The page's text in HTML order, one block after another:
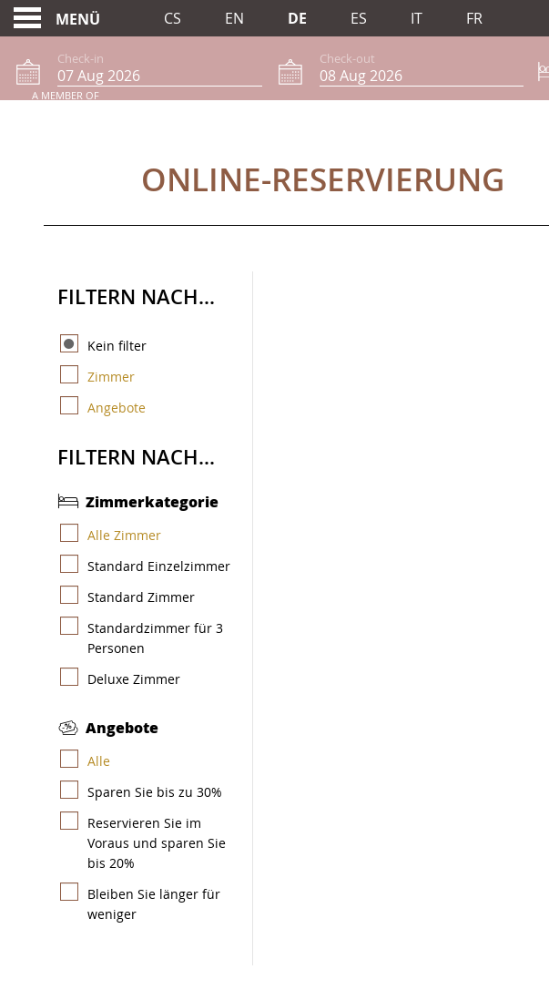
A MEMBER OF
MENÜ CS EN DE ES IT FR
Check-in Check-out
ONLINE-RESERVIERUNG
FILTERN NACH...
Kein filter
Zimmer
Angebote
FILTERN NACH...
Zimmerkategorie
Alle Zimmer
Standard Einzelzimmer
Standard Zimmer
Standardzimmer für 3
Personen
Deluxe Zimmer
Angebote
Alle
Sparen Sie bis zu 30%
Reservieren Sie im
Voraus und sparen Sie
bis 20%
Bleiben Sie länger für
weniger